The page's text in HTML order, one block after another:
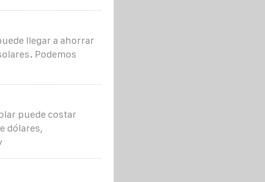
llegar a ahorrar
Podemos
puede costar
dólares,